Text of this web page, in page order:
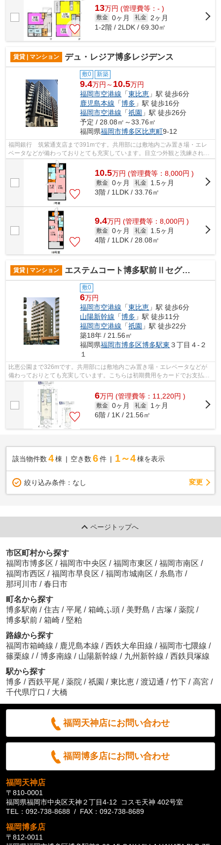
13万円 (管理費等：- )
敷金 0ヶ月 礼金
2ヶ月
1-2階 / 2LDK / 69.30㎡
賃貸 | マンション デュ・レジア博多レジデンス
敷0 新築
9.4万円～ 10.5万円
福岡市空港線 「東比恵 」駅 徒歩6分
鹿児島本線 「博多 」駅 徒歩16分
福岡市空港線 「祇園 」駅 徒歩26分
予定 / 28.08㎡～33.76㎡
福岡県福岡市博多区比恵町9-12
福岡銀行 筑紫通支店まで391mです。共用部には敷地内ごみ置き場・エレ
ベータなどが備わっておりとても充実しています。目立つ外観と洗練された
設計の内装を持つデザイナーズ。こちら...
10.5万円 (管理費等：8,000円 )
敷金 0ヶ月 礼金
1.5ヶ月
3階 / 1LDK / 33.76㎡
9.4万円 (管理費等：8,000円 )
敷金 0ヶ月 礼金
1.5ヶ月
4階 / 1LDK / 28.08㎡
賃貸 | マンション エステムコート博多駅前Ⅱセグティス
敷0
6万円
福岡市空港線 「東比恵 」駅 徒歩6分
山陽新幹線 「博多 」駅 徒歩11分
福岡市空港線 「祇園 」駅 徒歩22分
築18年 / 21.56㎡
福岡県福岡市博多区博多駅東 ３丁目４-２
１
比恵公園まで326mです。共用部には敷地内ごみ置き場・エレベータなどが
備わっておりとても充実しています。こちらは初期費用をカードでお支払い
いただける物件です。マンションはバス...
6万円 (管理費等：11,220円 )
敷金 0ヶ月 礼金
1ヶ月
6階 / 1K / 21.56㎡
該当物件数 4棟 空き数 6 件 1～4 棟を表示
絞り込み条件： なし 変更
ページトップへ
市区町村から探す
福岡市博多区 / 福岡市中央区 / 福岡市東区 / 福岡市南区 /
福岡市西区 / 福岡市早良区 / 福岡市城南区 / 糸島市 /
那珂川市 / 春日市
町名から探す
博多駅南 / 住吉 / 平尾 / 箱崎ふ頭 / 美野島 / 吉塚 / 薬院 /
博多駅前 / 箱崎 / 堅粕
路線から探す
福岡市箱崎線 / 鹿児島本線 / 西鉄大牟田線 / 福岡市七隈線 /
篠栗線 / / 博多南線 / 山陽新幹線 / 九州新幹線 / 西鉄貝塚線
駅から探す
博多 / 西鉄平尾 / 薬院 / 祇園 / 東比恵 / 渡辺通 / 竹下 / 高宮 /
千代県庁口 / 大橋
福岡天神店にお問い合わせ
福岡博多店にお問い合わせ
福岡天神店
〒810-0001
福岡県福岡市中央区天神２丁目4-12 コスモ天神 402号室
TEL：092-738-8688 / FAX：092-738-8689
福岡博多店
〒812-0011